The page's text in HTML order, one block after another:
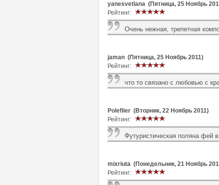
yanesvetlana (Пятница, 25 Ноябрь
Рейтинг:
Очень нежная, трепетная
jaman (Пятница, 25 Ноябрь 2011)
Рейтинг:
что то связано с любовью с
Poleflier (Вторник, 22 Ноябрь 2011)
Рейтинг:
Футуристическая поляна фей
mixriuta (Понедельник, 21 Ноябрь
Рейтинг: